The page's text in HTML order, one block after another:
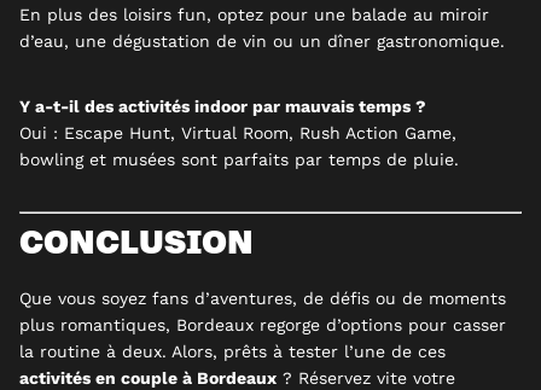
En plus des loisirs fun, optez pour une balade au miroir
d’eau, une dégustation de vin ou un dîner gastronomique.
Y a-t-il des activités indoor par mauvais temps ?
Oui : Escape Hunt, Virtual Room, Rush Action Game,
bowling et musées sont parfaits par temps de pluie.
CONCLUSION
Que vous soyez fans d’aventures, de défis ou de moments
plus romantiques, Bordeaux regorge d’options pour casser
la routine à deux. Alors, prêts à tester l’une de ces
activités en couple à Bordeaux ? Réservez vite votre